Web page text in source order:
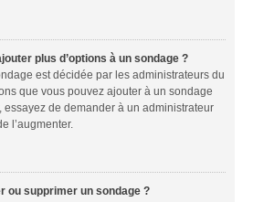
plus d’options à un sondage ?
est décidée par les administrateurs du
que vous pouvez ajouter à un sondage
essayez de demander à un administrateur
l’augmenter.
ou supprimer un sondage ?